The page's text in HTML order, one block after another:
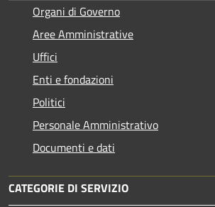
Organi di Governo
Aree Amministrative
Uffici
Enti e fondazioni
Politici
Personale Amministrativo
Documenti e dati
CATEGORIE DI SERVIZIO